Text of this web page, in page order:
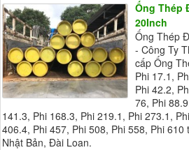
Ống Thép
20Inch
Ống Thép
- Công Ty
cấp Ống
Phi 17.1,
Phi 42.2,
76, Phi
141.3, Phi 168.3, Phi 219.1, Phi 273.1,
406.4, Phi 457, Phi 508, Phi 558, Phi
Nhật Bản, Đài Loan.